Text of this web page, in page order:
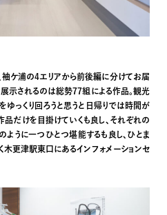
袖ケ浦の4エリアから前後編に分けてお届
展示されるのは総勢77組による作品。観光
っくり回ろうと思うと日帰りでは時間が
品だけを目掛けていくも良し、それぞれの
うに一つひとつ堪能するも良し、ひとま
更津駅東口にあるインフォメーションセ